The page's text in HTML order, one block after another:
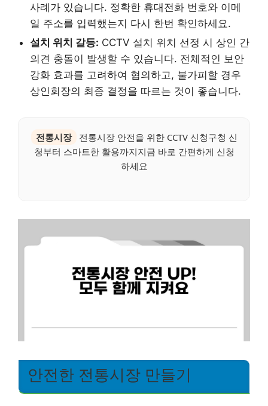
사례가 있습니다. 정확한 휴대전화 번호와 이메
일 주소를 입력했는지 다시 한번 확인하세요.
설치 위치 갈등: CCTV 설치 위치 선정 시 상인 간
의견 충돌이 발생할 수 있습니다. 전체적인 보안
강화 효과를 고려하여 협의하고, 불가피할 경우
상인회장의 최종 결정을 따르는 것이 좋습니다.
전통시장
전통시장 안전을 위한 CCTV 신청구청 신
청부터 스마트한 활용까지지금 바로 간편하게 신청
하세요
안전한 전통시장 만들기